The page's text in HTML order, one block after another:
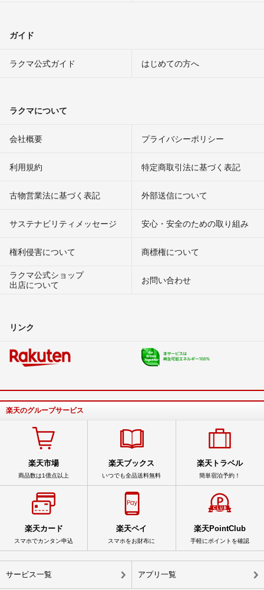
ガイド
ラクマ公式ガイド はじめての方へ
ラクマについて
会社概要 プライバシーポリシー
利用規約 特定商取引法に基づく表記
古物営業法に基づく表記 外部送信について
サステナビリティメッセージ 安心・安全のための取り組み
権利侵害について
商標権について
ラクマ公式ショップ
出店について
お問い合わせ
リンク
楽天のグループサービス
楽天市場
商品数は1億点以上
楽天ブックス
いつでも全品送料無料
楽天トラベル
簡単宿泊予約！
楽天カード
スマホでカンタン申込
楽天ペイ
スマホをお財布に
楽天PointClub
手軽にポイントを確認
サービス一覧 アプリ一覧